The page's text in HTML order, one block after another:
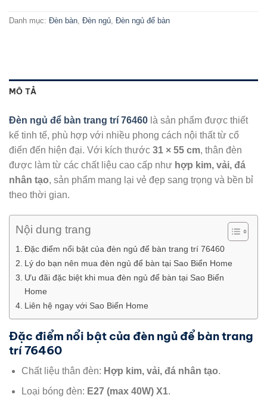
Danh mục: Đèn bàn, Đèn ngủ, Đèn ngủ để bàn
MÔ TẢ
Đèn ngủ để bàn trang trí 76460 là sản phẩm được thiết
kế tinh tế, phù hợp với nhiều phong cách nội thất từ cổ
điển đến hiện đại. Với kích thước 31 × 55 cm, thân đèn
được làm từ các chất liệu cao cấp như hợp kim, vải, đá
nhân tạo, sản phẩm mang lại vẻ đẹp sang trọng và bền bỉ
theo thời gian.
Nội dung trang
Đặc điểm nổi bật của đèn ngủ để bàn trang trí 76460
Lý do bạn nên mua đèn ngủ để bàn tại Sao Biển Home
Ưu đãi đặc biệt khi mua đèn ngủ để bàn tại Sao Biển
Home
Liên hệ ngay với Sao Biển Home
Đặc điểm nổi bật của đèn ngủ để bàn trang
trí 76460
Chất liệu thân đèn: Hợp kim, vải, đá nhân tạo.
Loại bóng đèn: E27 (max 40W) X1.